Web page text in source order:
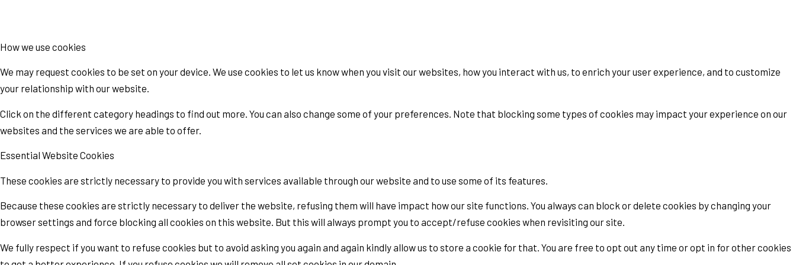
How we use cookies
We may request cookies to be set on your device. We use cookies to let us know when you visit our websites, how you interact with us, to enrich your user experience, and to customize
your relationship with our website.
Click on the different category headings to find out more. You can also change some of your preferences. Note that blocking some types of cookies may impact your experience on our
websites and the services we are able to offer.
Essential Website Cookies
These cookies are strictly necessary to provide you with services available through our website and to use some of its features.
Because these cookies are strictly necessary to deliver the website, refusing them will have impact how our site functions. You always can block or delete cookies by changing your
browser settings and force blocking all cookies on this website. But this will always prompt you to accept/refuse cookies when revisiting our site.
We fully respect if you want to refuse cookies but to avoid asking you again and again kindly allow us to store a cookie for that. You are free to opt out any time or opt in for other cookies